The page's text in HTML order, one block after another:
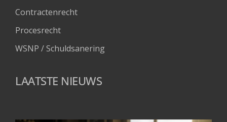
Contractenrecht
Procesrecht
WSNP / Schuldsanering
LAATSTE NIEUWS